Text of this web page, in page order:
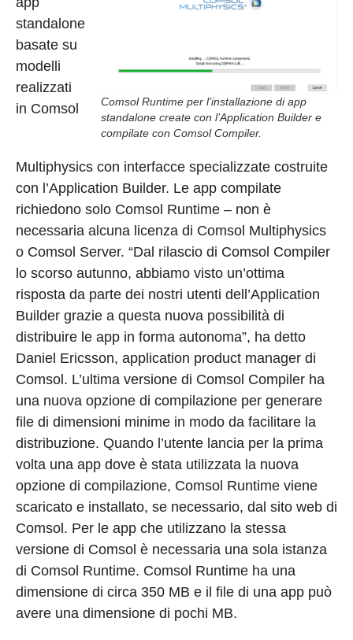
Comsol Runtime per l’installazione di app
standalone create con l’Application Builder e
compilate con Comsol Compiler.
standalone
basate su
modelli
realizzati
in Comsol
Multiphysics con interfacce specializzate costruite
con l’Application Builder. Le app compilate
richiedono solo Comsol Runtime – non è
necessaria alcuna licenza di Comsol Multiphysics
o Comsol Server. “Dal rilascio di Comsol Compiler
lo scorso autunno, abbiamo visto un’ottima
risposta da parte dei nostri utenti dell’Application
Builder grazie a questa nuova possibilità di
distribuire le app in forma autonoma”, ha detto
Daniel Ericsson, application product manager di
Comsol. L’ultima versione di Comsol Compiler ha
una nuova opzione di compilazione per generare
file di dimensioni minime in modo da facilitare la
distribuzione. Quando l’utente lancia per la prima
volta una app dove è stata utilizzata la nuova
opzione di compilazione, Comsol Runtime viene
scaricato e installato, se necessario, dal sito web di
Comsol. Per le app che utilizzano la stessa
versione di Comsol è necessaria una sola istanza
di Comsol Runtime. Comsol Runtime ha una
dimensione di circa 350 MB e il file di una app può
avere una dimensione di pochi MB.